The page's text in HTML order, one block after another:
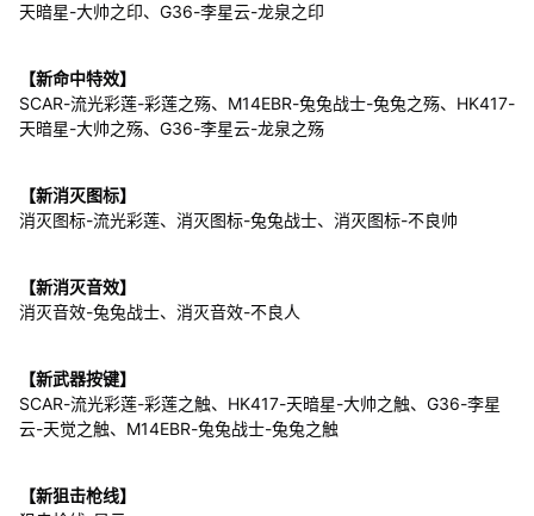
天暗星-大帅之印、G36-李星云-龙泉之印
【新命中特效】
SCAR-流光彩莲-彩莲之殇、M14EBR-兔兔战士-兔兔之殇、HK417-
天暗星-大帅之殇、G36-李星云-龙泉之殇
【新消灭图标】
消灭图标-流光彩莲、消灭图标-兔兔战士、消灭图标-不良帅
【新消灭音效】
消灭音效-兔兔战士、消灭音效-不良人
【新武器按键】
SCAR-流光彩莲-彩莲之触、HK417-天暗星-大帅之触、G36-李星
云-天觉之触、M14EBR-兔兔战士-兔兔之触
【新狙击枪线】